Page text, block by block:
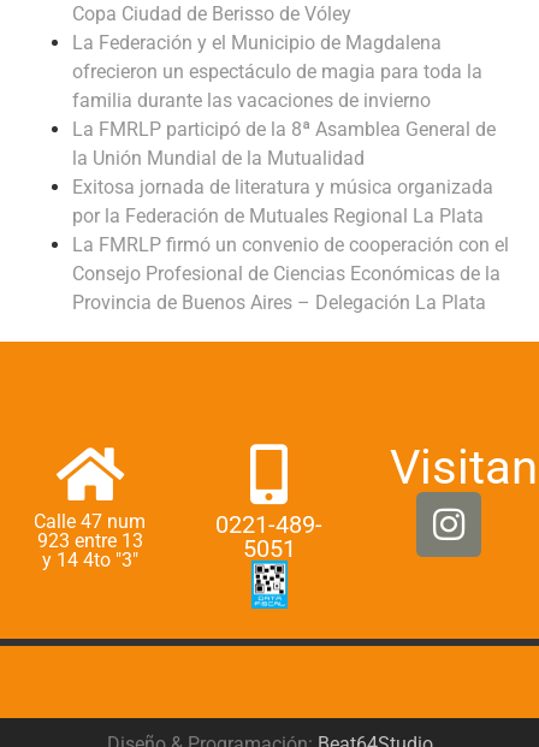
Copa Ciudad de Berisso de Vóley
La Federación y el Municipio de Magdalena
ofrecieron un espectáculo de magia para toda la
familia durante las vacaciones de invierno
La FMRLP participó de la 8ª Asamblea General de
la Unión Mundial de la Mutualidad
Exitosa jornada de literatura y música organizada
por la Federación de Mutuales Regional La Plata
La FMRLP firmó un convenio de cooperación con el
Consejo Profesional de Ciencias Económicas de la
Provincia de Buenos Aires – Delegación La Plata
Calle 47 num
923 entre 13
y 14 4to "3"
0221-489-
5051